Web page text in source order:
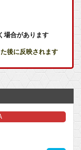
『オッス！はるかちゃん』全巻「99円」セール！全3巻「1,584円」→「297円」！男だらけの応援団とムチムチ娘のお色気コメディ！『バクくん』も全巻99円！激カワ最強番長他
メディア「Switch2版モンハンワイルズはDLSS込みで最大1440p動作」
【悲報】弓使いキャラ、「めっちゃ溜めて撃つ」か「撃ちまくる」しか技がない
場合があります
後に反映されます